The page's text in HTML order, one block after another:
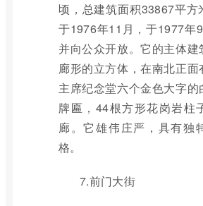
顷，总建筑面积33867平方
于1976年11月，于1977年
并向公众开放。它的主体建
廊形的立方体，在南北正
主席纪念堂六个金色大字
牌匾，44根方形花岗岩柱
廊。它雄伟庄严，具有独
格。
7.前门大街